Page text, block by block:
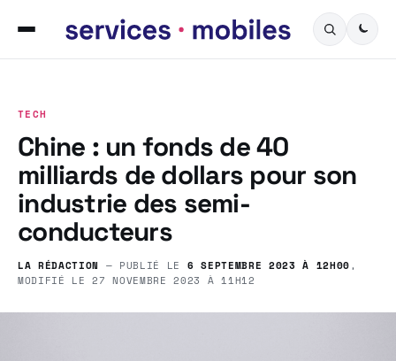
TECH
Chine : un fonds de 40
milliards de dollars pour son
industrie des semi-
conducteurs
LA RÉDACTION — PUBLIÉ LE 6 SEPTEMBRE 2023 À 12H00,
MODIFIÉ LE27 NOVEMBRE 2023 À 11H12